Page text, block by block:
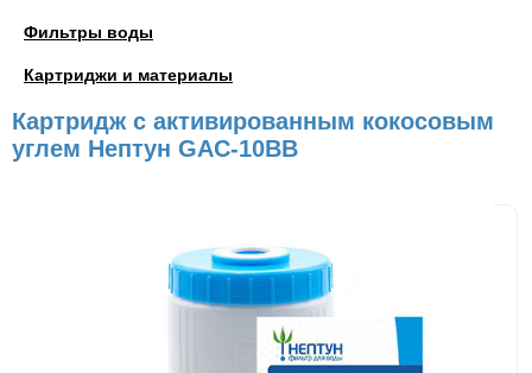
Фильтры воды
Картриджи и материалы
Картридж с активированным кокосовым
углем Нептун GAC-10BB